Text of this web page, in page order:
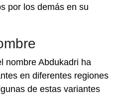
por los demás en su
nombre Abdukadri ha
en diferentes regiones
de estas variantes